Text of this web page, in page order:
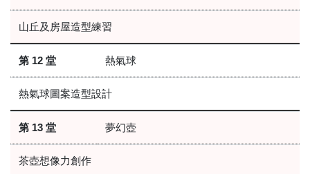
山丘及房屋造型練習
第 12 堂 熱氣球
熱氣球圖案造型設計
第 13 堂 夢幻壺
茶壺想像力創作